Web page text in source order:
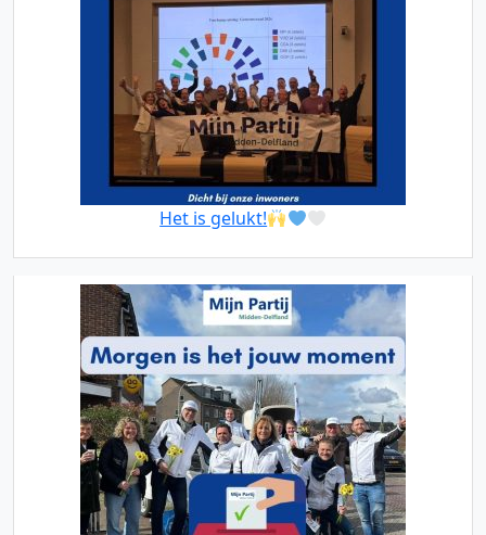
Het is gelukt!